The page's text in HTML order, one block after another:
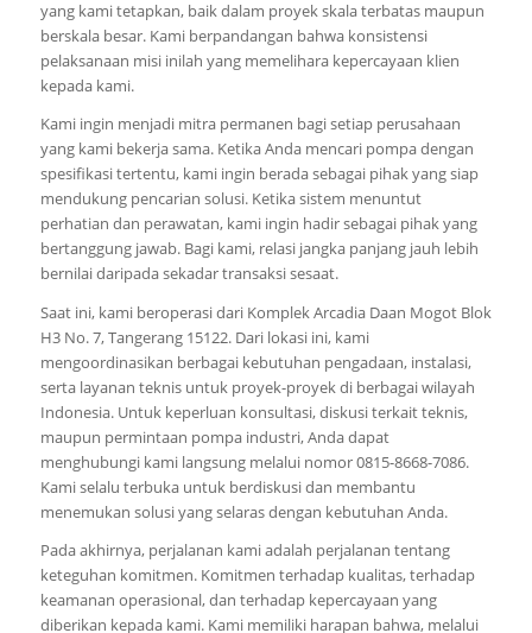
yang kami tetapkan, baik dalam proyek skala terbatas maupun
berskala besar. Kami berpandangan bahwa konsistensi
pelaksanaan misi inilah yang memelihara kepercayaan klien
kepada kami.
Kami ingin menjadi mitra permanen bagi setiap perusahaan
yang kami bekerja sama. Ketika Anda mencari pompa dengan
spesifikasi tertentu, kami ingin berada sebagai pihak yang siap
mendukung pencarian solusi. Ketika sistem menuntut
perhatian dan perawatan, kami ingin hadir sebagai pihak yang
bertanggung jawab. Bagi kami, relasi jangka panjang jauh lebih
bernilai daripada sekadar transaksi sesaat.
Saat ini, kami beroperasi dari Komplek Arcadia Daan Mogot Blok
H3 No. 7, Tangerang 15122. Dari lokasi ini, kami
mengoordinasikan berbagai kebutuhan pengadaan, instalasi,
serta layanan teknis untuk proyek-proyek di berbagai wilayah
Indonesia. Untuk keperluan konsultasi, diskusi terkait teknis,
maupun permintaan pompa industri, Anda dapat
menghubungi kami langsung melalui nomor 0815-8668-7086.
Kami selalu terbuka untuk berdiskusi dan membantu
menemukan solusi yang selaras dengan kebutuhan Anda.
Pada akhirnya, perjalanan kami adalah perjalanan tentang
keteguhan komitmen. Komitmen terhadap kualitas, terhadap
keamanan operasional, dan terhadap kepercayaan yang
diberikan kepada kami. Kami memiliki harapan bahwa, melalui